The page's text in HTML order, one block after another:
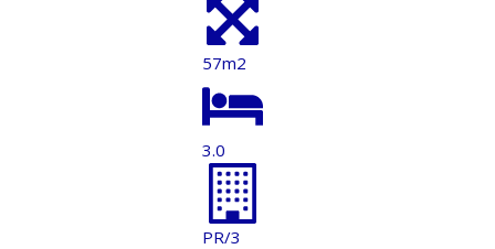
57m2
3.0
PR/3